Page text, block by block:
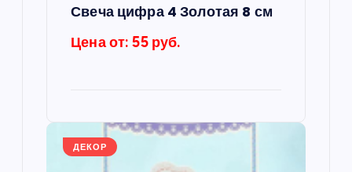
Свеча цифра 4 Золотая 8 см
Цена от: 55 руб.
ДЕКОР